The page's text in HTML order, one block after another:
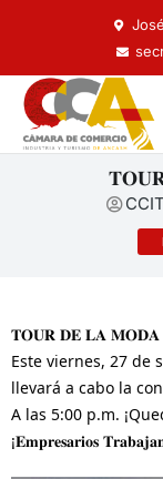
𝐓𝐎𝐔𝐑 𝐃𝐄 𝐋𝐀
Este viernes, 27 de
llevará a cabo la
A las 5:00 p.m.
¡𝐄𝐦𝐩𝐫𝐞𝐬𝐚𝐫𝐢𝐨𝐬